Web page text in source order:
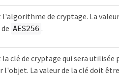
l'algorithme de cryptage. La
AES256 .
la clé de cryptage qui sera utilisée
l'objet. La valeur de la clé doit